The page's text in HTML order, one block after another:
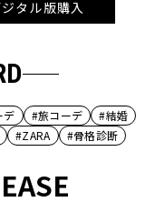
タル版購入
デ #旅コーデ
#結婚
#ZARA #骨格診断